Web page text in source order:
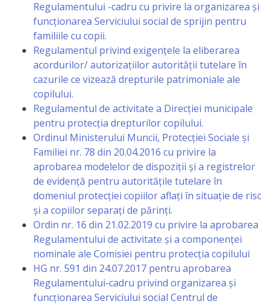
Versiunea
veche
a
paginii
web
Contacte
Regulamentului -cadru cu privire la organizarea și
funcționarea Serviciului social de sprijin pentru
familiile cu copii.
Regulamentul privind exigenţele la eliberarea
acordurilor/ autorizațiilor autorităţii tutelare în
cazurile ce vizează drepturile patrimoniale ale
copilului.
Regulamentul de activitate a Direcției municipale
pentru protecția drepturilor copilului.
Ordinul Ministerului Muncii, Protecției Sociale și
Familiei nr. 78 din 20.04.2016 cu privire la
aprobarea modelelor de dispoziții și a registrelor
de evidență pentru autoritățile tutelare în
domeniul protecției copiilor aflați în situație de risc
și a copiilor separați de părinți.
Ordin nr. 16 din 21.02.2019 cu privire la aprobarea
Regulamentului de activitate și a componenței
nominale ale Comisiei pentru protecția copilului
HG nr. 591 din 24.07.2017 pentru aprobarea
Regulamentului-cadru privind organizarea și
funcționarea Serviciului social Centrul de